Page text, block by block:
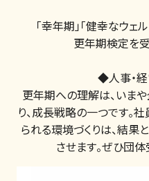
「幸年期」「健幸なウェ
更年期検定を
◆人事・
更年期への理解は、いま
り、成長戦略の一つです。
られる環境づくりは、結果
させます。ぜひ団